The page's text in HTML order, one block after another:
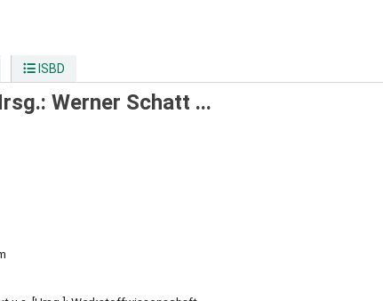
ISBD
Werner Schatt ...